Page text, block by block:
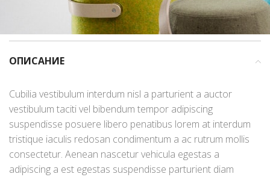
ОПИСАНИЕ
Cubilia vestibulum interdum nisl a parturient a auctor
vestibulum taciti vel bibendum tempor adipiscing
suspendisse posuere libero penatibus lorem at interdum
tristique iaculis redosan condimentum a ac rutrum mollis
consectetur. Aenean nascetur vehicula egestas a
adipiscing a est egestas suspendisse parturient diam